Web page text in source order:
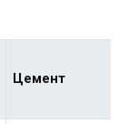
Цемент